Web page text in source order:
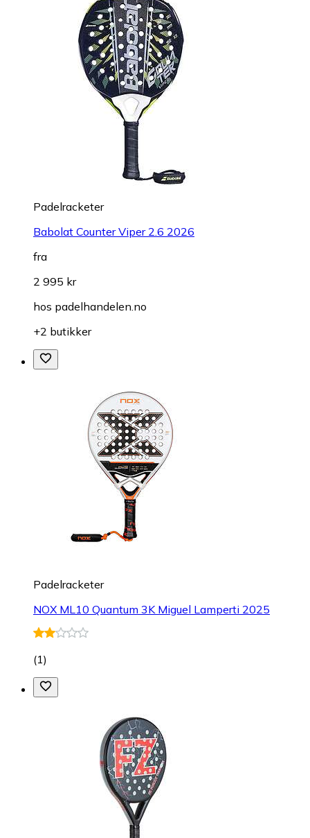
Padelracketer
Babolat Counter Viper 2.6 2026
fra
2 995 kr
hos padelhandelen.no
+2 butikker
Padelracketer
NOX ML10 Quantum 3K Miguel Lamperti 2025
(1)